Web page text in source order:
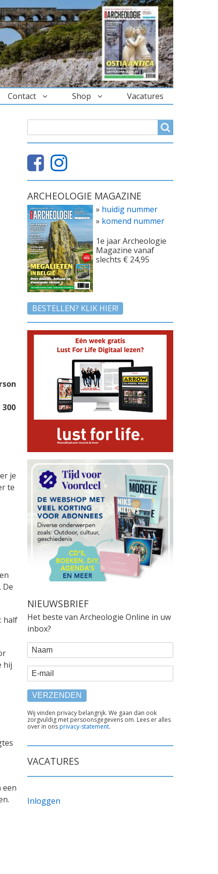
Contact Shop Vacatures
je
te
De
half
hij
een
ARCHEOLOGIE MAGAZINE
» huidig nummer
» komend nummer
1e jaar Archeologie
Magazine vanaf
slechts € 24,95
BESTELLEN? KLIK HIER!
NIEUWSBRIEF
Het beste van Archeologie Online in uw
inbox?
WEBFORM
Naam
E-mail
TEKST
ONDER
FORMULIER
Wij vinden privacy belangrijk. We gaan dan ook
zorgvuldig met persoonsgegevens om. Lees er alles
over in onsprivacy-statement.
VACATURES
Inloggen